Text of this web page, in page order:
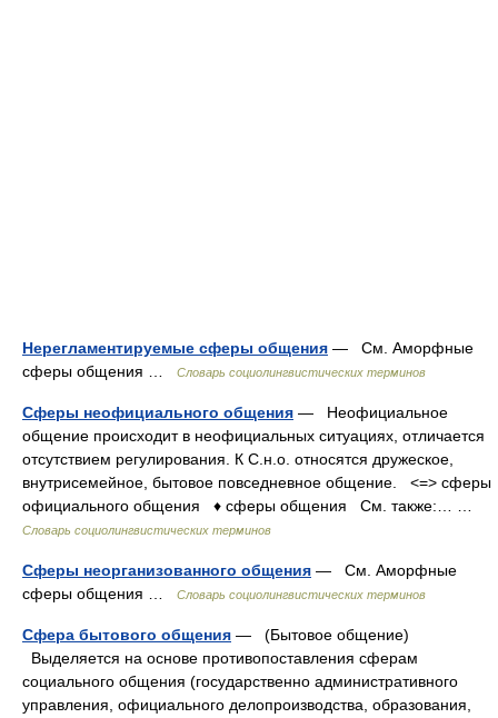
Нерегламентируемые сферы общения — См. Аморфные
сферы общения …
Словарь социолингвистических терминов
Сферы неофициального общения — Неофициальное
общение происходит в неофициальных ситуациях, отличается
отсутствием регулирования. К С.н.о. относятся дружеское,
внутрисемейное, бытовое повседневное общение. <=> сферы
официального общения ♦ сферы общения См. также:… …
Словарь социолингвистических терминов
Сферы неорганизованного общения — См. Аморфные
сферы общения …
Словарь социолингвистических терминов
Сфера бытового общения — (Бытовое общение)
Выделяется на основе противопоставления сферам
социального общения (государственно административного
управления, официального делопроизводства, образования,